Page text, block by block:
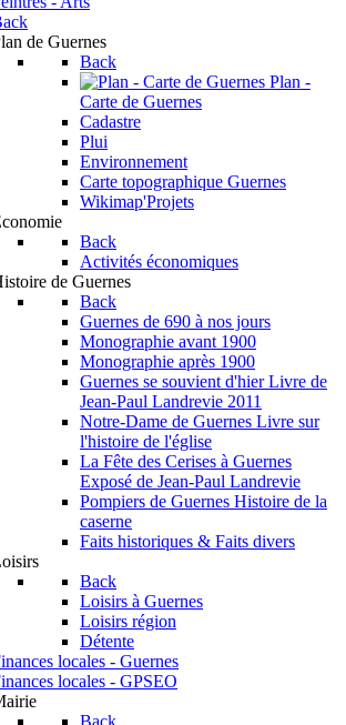
de Guernes
Back
Plan -
Carte de Guernes
Cadastre
Plui
Environnement
Carte topographique Guernes
Wikimap'Projets
Back
Activités économiques
de Guernes
Back
Guernes de 690 à nos jours
Monographie avant 1900
Monographie après 1900
Guernes se souvient d'hier Livre de
Jean-Paul Landrevie 2011
Notre-Dame de Guernes Livre sur
l'histoire de l'église
La Fête des Cerises à Guernes
Exposé de Jean-Paul Landrevie
Pompiers de Guernes Histoire de la
caserne
Faits historiques & Faits divers
Back
Loisirs à Guernes
Loisirs région
Détente
locales - Guernes
locales - GPSEO
Back